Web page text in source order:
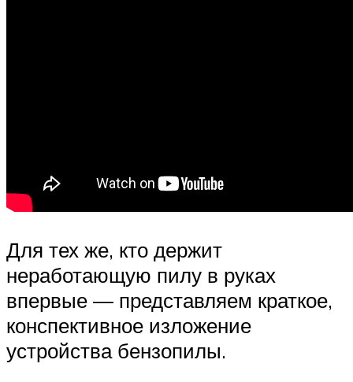
Для тех же, кто держит
неработающую пилу в руках
впервые — представляем краткое,
конспективное изложение
устройства бензопилы.